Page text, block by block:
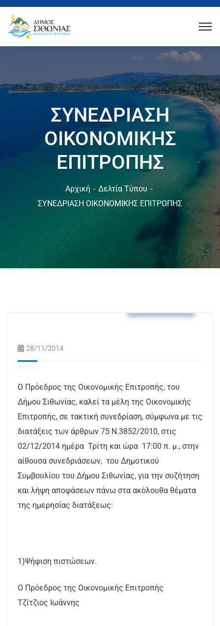
ΣΥΝΕΔΡΙΑΣΗ
ΟΙΚΟΝΟΜΙΚΗΣ
ΕΠΙΤΡΟΠΗΣ
Αρχική
Δελτία Τύπου
ΣΥΝΕΔΡΙΑΣΗ ΟΙΚΟΝΟΜΙΚΗΣ ΕΠΙΤΡΟΠΗΣ
28/11/2014
Ο Πρόεδρος της Οικονομικής Επιτροπής, του
Δήμου Σιθωνίας, καλεί τα μέλη της Οικονομικής
Επιτροπής, σε τακτική συνεδρίαση, σύμφωνα με τις
διατάξεις των άρθρων 75 Ν.3852/2010, στις
02/12/2014 ημέρα Τρίτη και ώρα 17:00 π. μ., στην
αίθουσα συνεδριάσεων, του Δημοτικού
Συμβουλίου του Δήμου Σιθωνίας, για την συζήτηση
και λήψη αποφάσεων πάνω στα ακόλουθα θέματα
της ημερησίας διατάξεως:
1)Ψήφιση πιστώσεων.
Ο Πρόεδρος της Οικονομικής Επιτροπής
Τζίτζιος Ιωάννης